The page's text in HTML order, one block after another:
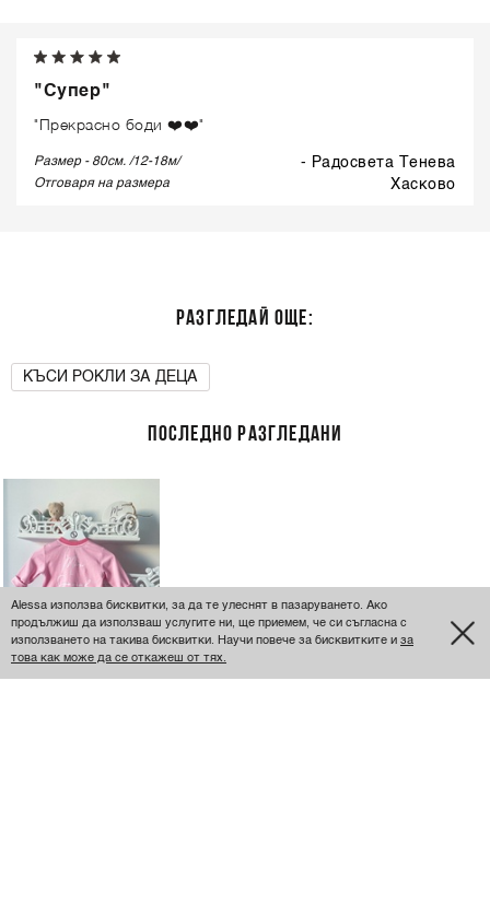
"Супер"
"Прекрасно боди ❤️❤️"
Размер - 80см. /12-18м/ - Радосвета Тенева
Отговаря на размера хасково
РАЗГЛЕДАЙ ОЩЕ:
КЪСИ РОКЛИ ЗА ДЕЦА
ПОСЛЕДНО РАЗГЛЕДАНИ
Alessa използва бисквитки, за да те улеснят в пазаруването. Ако
продължиш да използваш услугите ни, ще приемем, че си съгласна с
използването на такива бисквитки. Научи повече за бисквитките и за
това как може да се откажеш от тях.